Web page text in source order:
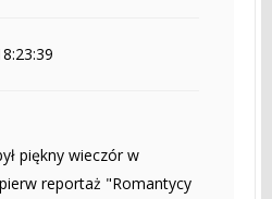
piękny wieczór w
reportaż "Romantycy